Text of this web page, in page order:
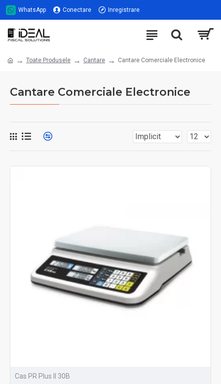
WhatsApp Conectare Inregistrare
Toate Produsele Cantare Cantare Comerciale Electronice
Cantare Comerciale Electronice
Cas PR Plus II 30B